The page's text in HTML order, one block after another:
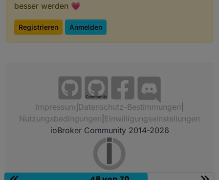
besser werden 💗
Registrieren Anmelden
Community
Impressum Datenschutz-Bestimmungen
Nutzungsbedingungen Einwilligungseinstellungen
ioBroker Community 2014-2026